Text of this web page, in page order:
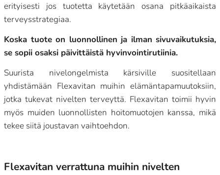
erityisesti jos tuotetta käytetään osana pitkäaikaista
terveysstrategiaa.
Koska tuote on luonnollinen ja ilman sivuvaikutuksia,
se sopii osaksi päivittäistä hyvinvointirutiinia.
Suurista nivelongelmista kärsiville suositellaan
yhdistämään Flexavitan muihin elämäntapamuutoksiin,
jotka tukevat nivelten terveyttä. Flexavitan toimii hyvin
myös muiden luonnollisten hoitomuotojen kanssa, mikä
tekee siitä joustavan vaihtoehdon.
Flexavitan verrattuna muihin nivelten